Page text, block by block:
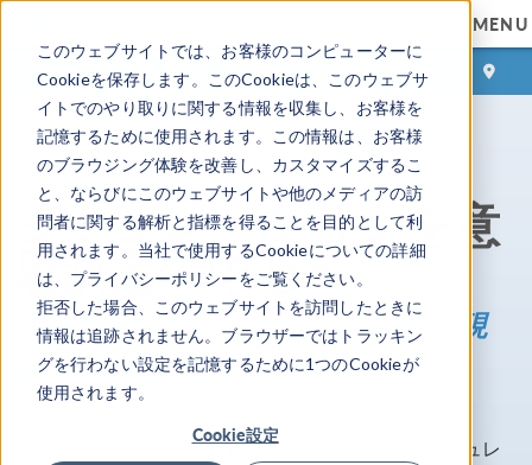
このウェブサイトでは、お客様のコンピューターに
Cookieを保存します。このCookieは、このウェブサ
イトでのやり取りに関する情報を収集し、お客様を
記憶するために使用されます。この情報は、お客様
のブラウジング体験を改善し、カスタマイズするこ
と、ならびにこのウェブサイトや他のメディアの訪
問者に関する解析と指標を得ることを目的として利
用されます。当社で使用するCookieについての詳細
は、プライバシーポリシーをご覧ください。
拒否した場合、このウェブサイトを訪問したときに
情報は追跡されません。ブラウザーではトラッキン
グを行わない設定を記憶するために1つのCookieが
使用されます。
Cookie設定
MENU
ログイン お問い合わせ
シミュレーションを意
思決定の中心へ
独自のシミュレーションアプリで現
場, 工場, 研究室をつなぐ
計算モデルの構築に精通していなくても, 誰もがシミュレ